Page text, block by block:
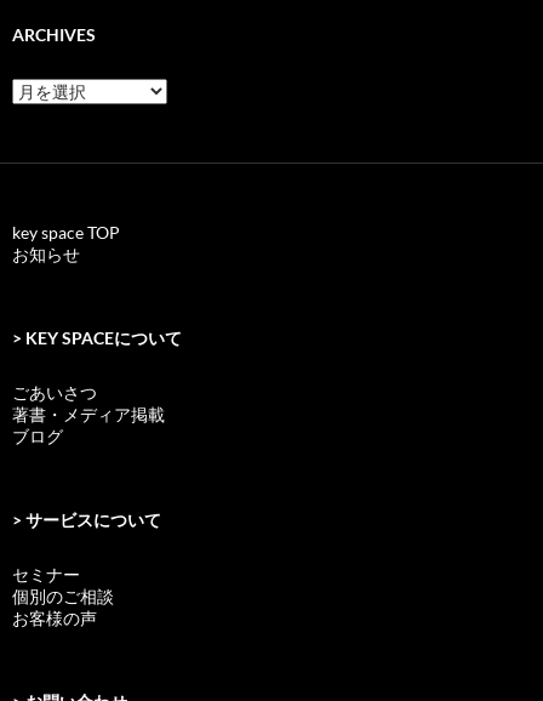
ARCHIVES
archives
key space TOP
お知らせ
> KEY SPACEについて
ごあいさつ
著書・メディア掲載
ブログ
> サービスについて
セミナー
個別のご相談
お客様の声